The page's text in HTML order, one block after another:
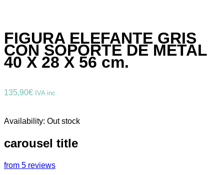
FIGURA ELEFANTE GRIS
CON SOPORTE DE METAL
40 X 28 X 56 cm.
135,90€ IVA inc
Availability: Out stock
carousel title
from 5 reviews